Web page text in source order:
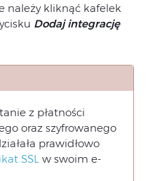
należy kliknąć kafelek
Dodaj integrację
z płatności
oraz szyfrowanego
prawidłowo
SSL w swoim e-